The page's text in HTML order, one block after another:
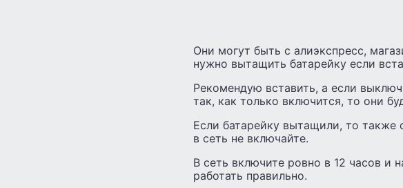
Они могут быть с алиэкспресс,
нужно вытащить батарейку если
Рекомендую вставить, а если
так, как только включится, то они
Если батарейку вытащили, то также
в сеть не включайте.
В сеть включите ровно в 12 часов и
работать правильно.